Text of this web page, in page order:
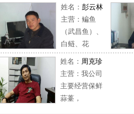
16.00
详情
3.50 4.25
详情
7.00 8.25
详情
1.80 2.10
详情
4.80
详情
2.60
详情
2.40 2.80
详情
姓名： 彭云林
主营：鳊鱼
（武昌鱼）、
白鲢、花
姓名： 周克珍
主营：我公司
主要经营保鲜
蒜薹，